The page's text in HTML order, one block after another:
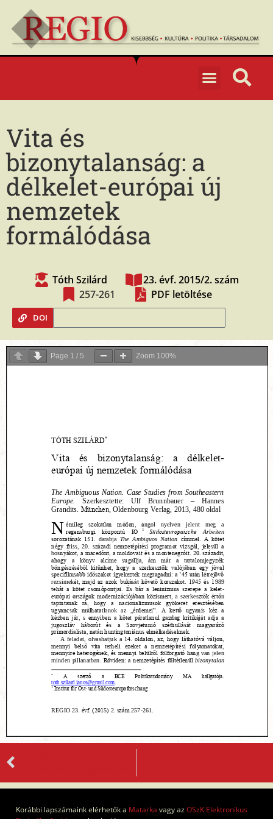
Vita és
bizonytalanság: a
délkelet-európai új
nemzetek
formálódása
Tóth Szilárd
23. évf. 2015/2. szám
257-261
PDF letöltése
DOI
Page 1 / 5 Zoom 100%
Korábbi lapszámaink elérhetők a Matarka vagy azOSzK Elektronikus